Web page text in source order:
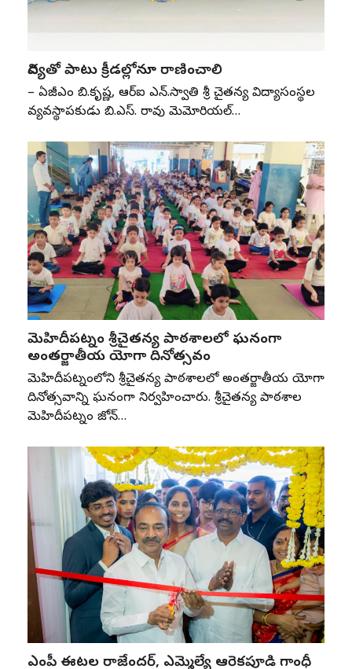
విద్యతో పాటు క్రీడల్లోనూ రాణించాలి
– ఏజీఎం బి.కృష్ణ, ఆర్‌ఐ ఎన్‌.స్వాతి శ్రీ చైతన్య విద్యాసంస్థల
వ్యవస్థాపకుడు బి.ఎస్‌. రావు మెమోరియల్‌…
మెహిదీపట్నం శ్రీచైతన్య పాఠశాలలో ఘనంగా
అంతర్జాతీయ యోగా దినోత్సవం
మెహిదీపట్నంలోని శ్రీచైతన్య పాఠశాలలో అంతర్జాతీయ యోగా
దినోత్సవాన్ని ఘనంగా నిర్వహించారు. శ్రీచైతన్య పాఠశాల
మెహిదీపట్నం జోన్‌…
ఎంపీ ఈటల రాజేందర్, ఎమ్మెల్యే ఆరెకపూడి గాంధీ